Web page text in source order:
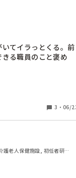
てイラっとくる。前
る職員のこと褒め
近、そんな態度で何
3 ・ 06/
護老人保健施設, 初任者研